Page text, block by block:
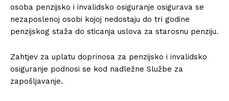
osoba penzijsko i invalidsko osiguranje osigurava se
nezaposlenoj osobi kojoj nedostaju do tri godine
penzijskog staža do sticanja uslova za starosnu penziju.
Zahtjev za uplatu doprinosa za penzijsko i invalidsko
osiguranje podnosi se kod nadležne Službe za
zapošljavanje.